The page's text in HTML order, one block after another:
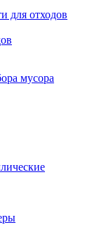
для отходов
мусора